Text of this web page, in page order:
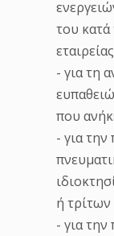
του
- για τη
που
- για
ή τρίτων
- για